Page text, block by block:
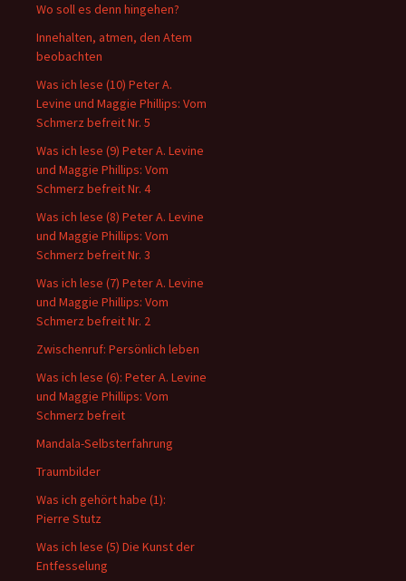
Wo soll es denn hingehen?
Innehalten, atmen, den Atem
beobachten
Was ich lese (10) Peter A.
Levine und Maggie Phillips: Vom
Schmerz befreit Nr. 5
Was ich lese (9) Peter A. Levine
und Maggie Phillips: Vom
Schmerz befreit Nr. 4
Was ich lese (8) Peter A. Levine
und Maggie Phillips: Vom
Schmerz befreit Nr. 3
Was ich lese (7) Peter A. Levine
und Maggie Phillips: Vom
Schmerz befreit Nr. 2
Zwischenruf: Persönlich leben
Was ich lese (6): Peter A. Levine
und Maggie Phillips: Vom
Schmerz befreit
Mandala-Selbsterfahrung
Traumbilder
Was ich gehört habe (1):
Pierre Stutz
Was ich lese (5) Die Kunst der
Entfesselung